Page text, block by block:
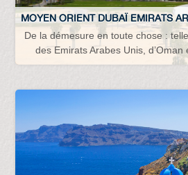
De la démesure en toute chose :
des Emirats Arabes Unis,